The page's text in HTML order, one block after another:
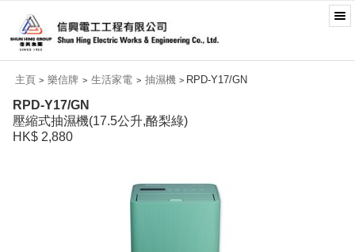
主頁 > 樂信牌 > 生活家電 > 抽濕機 > RPD-Y17/GN
RPD-Y17/GN
壓縮式抽濕機(17.5公升,酪梨綠)
HK$ 2,880